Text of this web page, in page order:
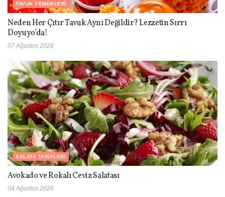
TAVUK YEMEKLERI
Neden Her Çıtır Tavuk Aynı Değildir? Lezzetin Sırrı
Doyuyo’da!
07 Ağustos 2026
SALATA TARIFLERI
Avokado ve Rokalı Ceviz Salatası
04 Ağustos 2026